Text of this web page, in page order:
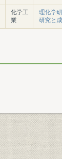
化学工
業
理化学
研究と